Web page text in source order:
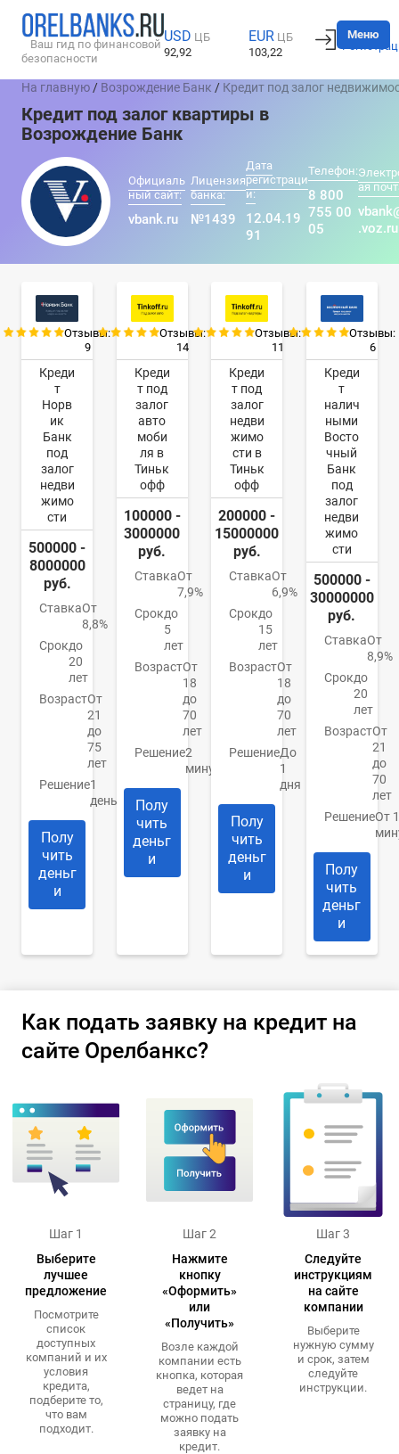
Ваш гид по финансовой
безопасности
USD ЦБ
92,92
EUR ЦБ
103,22
Вход
Меню
На главную / Возрождение Банк / Кредит под залог
Кредит под залог квартиры в
Возрождение Банк
Официаль
ный сайт:
vbank.ru
Лицензия
банка:
№1439
Дата
регистраци
и:
12.04.19
91
Телефон:
8 800
755 00
05
ая
.voz.ru
Отзывы:
9
Креди
т
Норв
ик
Банк
под
залог
недви
жимо
сти
500000 -
8000000
руб.
СтавкаОт
8,8%
Срокдо
20
лет
ВозрастОт
21
до
75
лет
Решение1
день
Полу
чить
деньг
и
Отзывы:
14
Креди
т под
залог
авто
моби
ля в
Тиньк
офф
100000 -
3000000
руб.
СтавкаОт
7,9%
Срокдо
5
лет
ВозрастОт
18
до
70
лет
Решение2
минуты
Полу
чить
деньг
и
Отзывы:
11
Креди
т под
залог
недви
жимо
сти в
Тиньк
офф
200000 -
15000000
руб.
СтавкаОт
6,9%
Срокдо
15
лет
ВозрастОт
18
до
70
лет
РешениеДо
1
дня
Полу
чить
деньг
и
Отзывы:
6
Креди
т
налич
ными
Восто
чный
Банк
под
залог
недви
жимо
сти
500000 -
30000000
руб.
СтавкаОт
8,9%
Срокдо
20
лет
ВозрастОт
21
до
70
лет
РешениеОт
Полу
чить
деньг
и
Как подать заявку на кредит на
сайте Орелбанкс?
Шаг 1
Выберите
лучшее
предложение
Посмотрите
список
доступных
компаний и их
условия
кредита,
подберите то,
что вам
подходит.
Шаг 2
Нажмите
кнопку
«Оформить»
или
«Получить»
Возле каждой
компании есть
кнопка, которая
ведет на
страницу, где
можно подать
заявку на
кредит.
Шаг 3
Следуйте
инструкциям
на сайте
компании
Выберите
нужную сумму
и срок, затем
следуйте
инструкции.